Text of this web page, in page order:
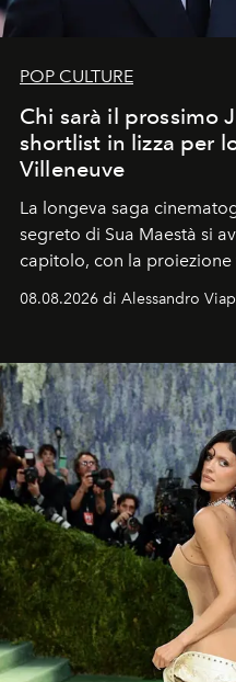
POP CULTURE
Chi sarà il prossimo
shortlist in lizza per
Villeneuve
La longeva saga
segreto di Sua Maestà si
capitolo, con la proiezione
dell’attore chiamato a
Craig, però, regna ancora
08.08.2026 di Alessandro